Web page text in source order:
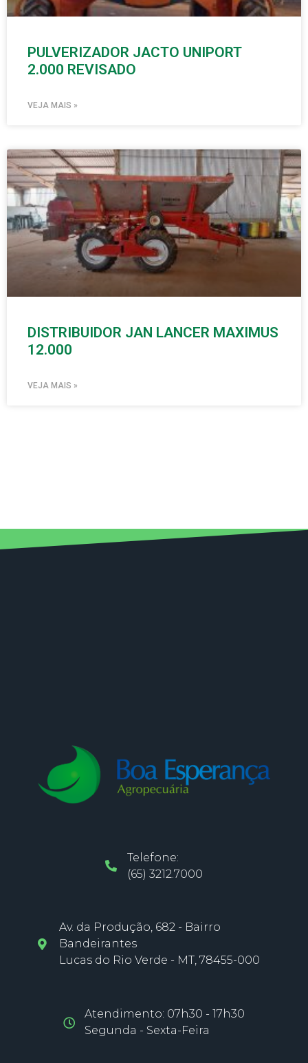
PULVERIZADOR JACTO UNIPORT
2.000 REVISADO
VEJA MAIS »
DISTRIBUIDOR JAN LANCER MAXIMUS
12.000
VEJA MAIS »
Telefone:
(65) 3212.7000
Av. da Produção, 682 - Bairro
Bandeirantes
Lucas do Rio Verde - MT, 78455-000
Atendimento: 07h30 - 17h30
Segunda - Sexta-Feira